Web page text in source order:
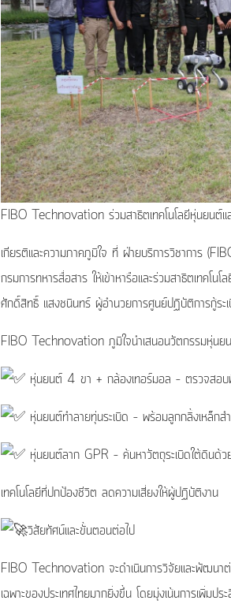
FIBO Technovation ร่วมสาธิตเทคโนโลยีหุ่นยนต์แ
เกียรติและความภาคภูมิใจ ที่ ฝ่ายบริการวิชาการ
กรมการทหารสื่อสาร ให้เข้าหารือและร่วมสาธิตเทคโ
ศักดิ์สิทธิ์ แสงชนินทร์ ผู้อำนวยการศูนย์ปฏิบัติการกู้ระ
FIBO Technovation ภูมิใจนำเสนอนวัตกรรมหุ่นย
หุ่นยนต์ 4 ขา + กล้องเทอร์มอล – ตรวจสอบ
หุ่นยนต์ทำลายทุ่นระเบิด – พร้อมลูกกลิ้งเหล็ก
หุ่นยนต์ลาก GPR – ค้นหาวัตถุระเบิดใต้ดินด้ว
เทคโนโลยีที่ปกป้องชีวิต ลดความเสี่ยงให้ผู้ปฏิบัติงาน
วิสัยทัศน์และขั้นตอนต่อไป
FIBO Technovation จะดำเนินการวิจัยและพัฒนา
เฉพาะของประเทศไทยมากยิ่งขึ้น โดยมุ่งเน้นการเพิ่ม